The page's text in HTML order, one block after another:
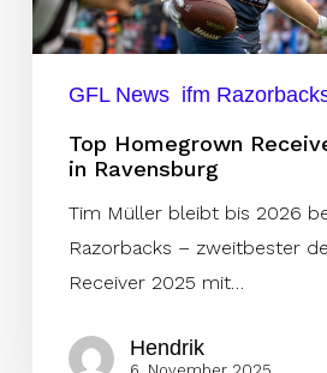
GFL News ifm
Top Homegrown
in Ravensburg
Tim Müller bleibt bis 2026
Razorbacks – zweitbester
Receiver 2025 mit…
Hendrik